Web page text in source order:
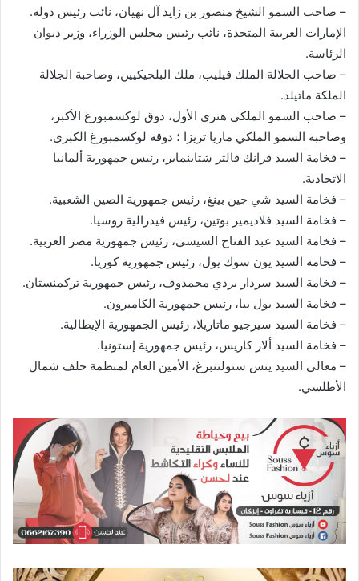
– صاحب السمو الشيخ منصور بن زايد آل نهيان، نائب رئيس دولة.
الإمارات العربية المتحدة، نائب رئيس مجلس الوزراء، وزير ديوان
الرئاسة.
– صاحب الجلالة الملك فيليب، ملك البلجيكيين، وصاحبة الجلالة
الملكة ماتيلد.
– صاحب السمو الملكي هنري الأول، دوق لوكسمبورغ الأكبر،
وصاحبة السمو الملكي ماريا تريزا ؛ دوقة لوكسمبورغ الكبرى.
– فخامة السيد فرانك فالتر شتاينماير، رئيس جمهورية ألمانيا
الاتحادية.
– فخامة السيد شي جين بينغ، رئيس جمهورية الصين الشعبية.
– فخامة السيد فلاديمير بوتين، رئيس فيدرالية روسيا.
– فخامة السيد عبد الفتاح السيسي، رئيس جمهورية مصر العربية.
– فخامة السيد يون سوك يول، رئيس جمهورية كوريا.
– فخامة السيد سردار بردي محمدوف، رئيس جمهورية تركمنستان.
– فخامة السيد بول بيا، رئيس جمهورية الكاميرون.
– فخامة السيد سيرجيو ماتاريلا، رئيس الجمهورية الإيطالية.
– فخامة السيد ألار كاريس، رئيس جمهورية إستونيا.
– معالي السيد ينس ستولتنبرغ، الأمين العام لمنظمة حلف شمال
الأطلسي.